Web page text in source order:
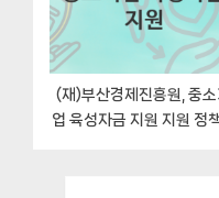
(재)부산경제진흥원, 중소
업 육성자금 지원 지원 정책